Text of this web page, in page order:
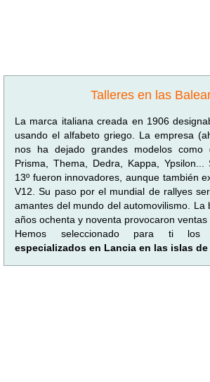
Talleres en las
La marca italiana creada en 1906
usando el alfabeto griego. La empresa
nos ha dejado grandes modelos como
Prisma, Thema, Dedra, Kappa,
13º fueron innovadores, aunque también
V12. Su paso por el mundial de rallyes
amantes del mundo del automovilismo. La
años ochenta y noventa provocaron ventas
Hemos seleccionado para ti los
especializados en Lancia en las islas de